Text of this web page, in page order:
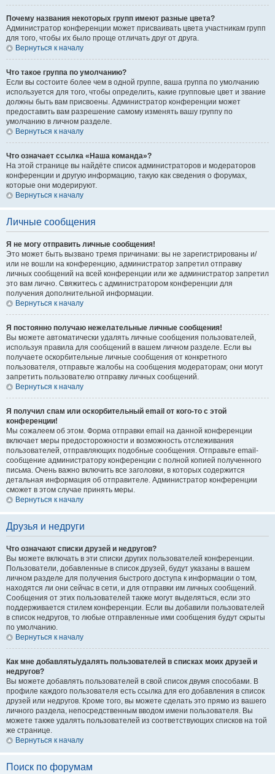
Почему названия некоторых групп имеют разные цвета?
Администратор конференции может присваивать цвета участникам групп
для того, чтобы их было проще отличать друг от друга.
Вернуться к началу
Что такое группа по умолчанию?
Если вы состоите более чем в одной группе, ваша группа по умолчанию
используется для того, чтобы определить, какие групповые цвет и звание
должны быть вам присвоены. Администратор конференции может
предоставить вам разрешение самому изменять вашу группу по
умолчанию в личном разделе.
Вернуться к началу
Что означает ссылка «Наша команда»?
На этой странице вы найдёте список администраторов и модераторов
конференции и другую информацию, такую как сведения о форумах,
которые они модерируют.
Вернуться к началу
Личные сообщения
Я не могу отправить личные сообщения!
Это может быть вызвано тремя причинами: вы не зарегистрированы и/
или не вошли на конференцию, администратор запретил отправку
личных сообщений на всей конференции или же администратор запретил
это вам лично. Свяжитесь с администратором конференции для
получения дополнительной информации.
Вернуться к началу
Я постоянно получаю нежелательные личные сообщения!
Вы можете автоматически удалять личные сообщения пользователей,
используя правила для сообщений в вашем личном разделе. Если вы
получаете оскорбительные личные сообщения от конкретного
пользователя, отправьте жалобы на сообщения модераторам; они могут
запретить пользователю отправку личных сообщений.
Вернуться к началу
Я получил спам или оскорбительный email от кого-то с этой
конференции!
Мы сожалеем об этом. Форма отправки email на данной конференции
включает меры предосторожности и возможность отслеживания
пользователей, отправляющих подобные сообщения. Отправьте email-
сообщение администратору конференции с полной копией полученного
письма. Очень важно включить все заголовки, в которых содержится
детальная информация об отправителе. Администратор конференции
сможет в этом случае принять меры.
Вернуться к началу
Друзья и недруги
Что означают списки друзей и недругов?
Вы можете включать в эти списки других пользователей конференции.
Пользователи, добавленные в список друзей, будут указаны в вашем
личном разделе для получения быстрого доступа к информации о том,
находятся ли они сейчас в сети, и для отправки им личных сообщений.
Сообщения от этих пользователей также могут выделяться, если это
поддерживается стилем конференции. Если вы добавили пользователей
в список недругов, то любые отправленные ими сообщения будут скрыты
по умолчанию.
Вернуться к началу
Как мне добавлять/удалять пользователей в списках моих друзей и
недругов?
Вы можете добавлять пользователей в свой список двумя способами. В
профиле каждого пользователя есть ссылка для его добавления в список
друзей или недругов. Кроме того, вы можете сделать это прямо из вашего
личного раздела, непосредственным вводом имени пользователя. Вы
можете также удалять пользователей из соответствующих списков на той
же странице.
Вернуться к началу
Поиск по форумам